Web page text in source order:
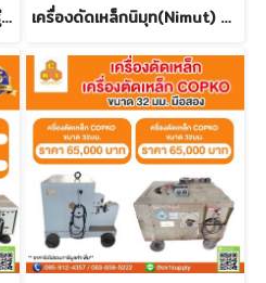
เครืองดัดเหล็กเส้น OGURA รุ่น MB-25 - มือสอง เครื่องดัดเหล็กนิมุท(Nimut) ขนาด 32 mm. มือสอง (รุ่นใหม่)